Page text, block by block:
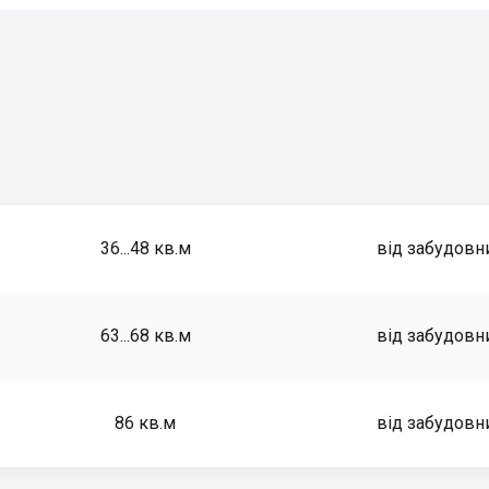
36...48 кв.м від
63...68 кв.м від
86 кв.м від